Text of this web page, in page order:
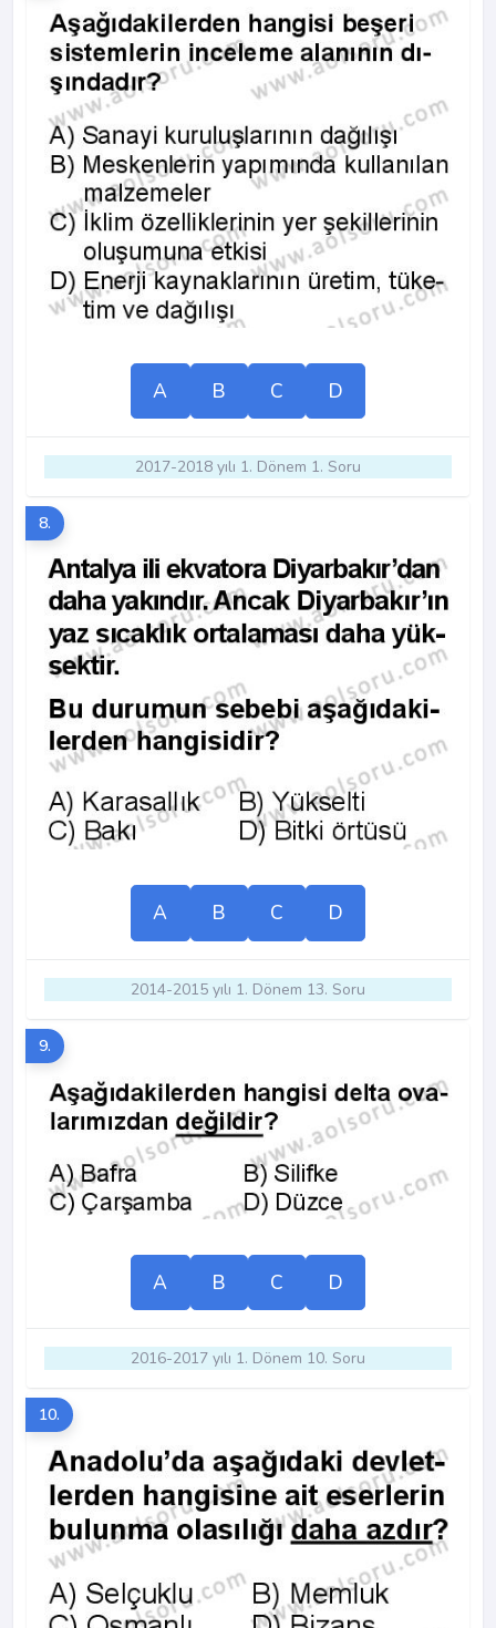
A B C D
2017-2018 yılı 1. Dönem 1. Soru
8.
A B C D
2014-2015 yılı 1. Dönem 13. Soru
9.
A B C D
2016-2017 yılı 1. Dönem 10. Soru
10.